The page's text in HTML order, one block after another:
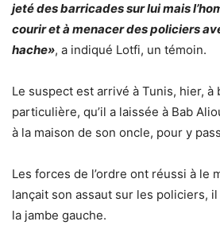
jeté des barricades sur lui mais
courir et à menacer des policiers
hache», a indiqué Lotfi, un témoin.
Le suspect est arrivé à Tunis, hier, à
particulière, qu’il a laissée à Bab
à la maison de son oncle, pour y
Les forces de l’ordre ont réussi à le
lançait son assaut sur les policiers, il
la jambe gauche.